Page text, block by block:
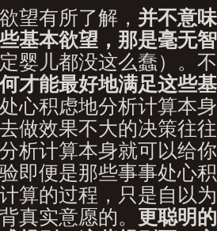
望有所了解， 并不意
基本欲望，那是毫无
婴儿都没这么蠢）。
才能最好地满足这些
心积虑地分析计算本
做效果不大的决策往
析计算本身就可以给
即便是那些事事处心
算的过程，只是自以
真实意愿的。 更聪明